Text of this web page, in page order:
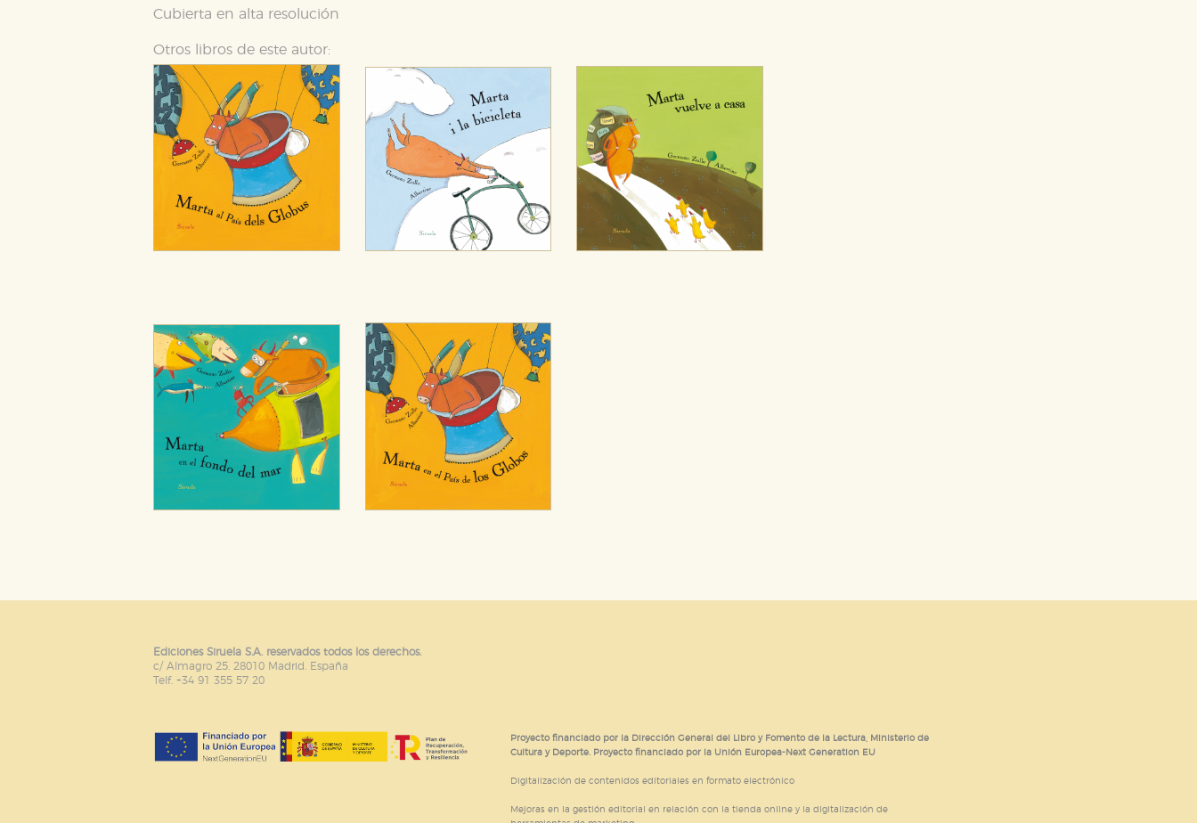
Cubierta en alta resolución
Otros libros de este autor:
Ediciones Siruela S.A. reservados todos los derechos.
c/ Almagro 25. 28010 Madrid. España
Telf. +34 91 355 57 20
Proyecto financiado por la Dirección General del Libro y Fomento de la Lectura, Ministerio de
Cultura y Deporte. Proyecto financiado por la Unión Europea-Next Generation EU
Digitalización de contenidos editoriales en formato electrónico
Mejoras en la gestión editorial en relación con la tienda online y la digitalización de
otros sitios. No almacenan directamente información personal sino que se basan en la identificación única de su navegador y
GUARDAR CONFIGURACIÓN
Puede consultar nuestra política de cookies